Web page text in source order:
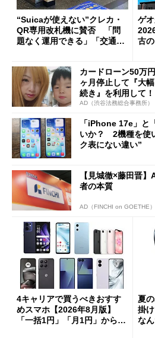
“Suicaが使えない”クレカ・
QR専用改札機に賛否 「問
題なく運用できる」「交通系I
ゲ
古
カードローン50万
ヶ月停止して『大
続き』を利用して！
AD（渋谷法務総合事務所）
「iPhone 17e」と
いか？ 2機種を使
ク表にない違い”
【見城徹×藤田晋
者の本質
AD（FINCHI on GOETHE）
4キャリアで買うべきおすす
めスマホ【2026年8月版】
「一括1円」「月1円」からお
夏
掛
な